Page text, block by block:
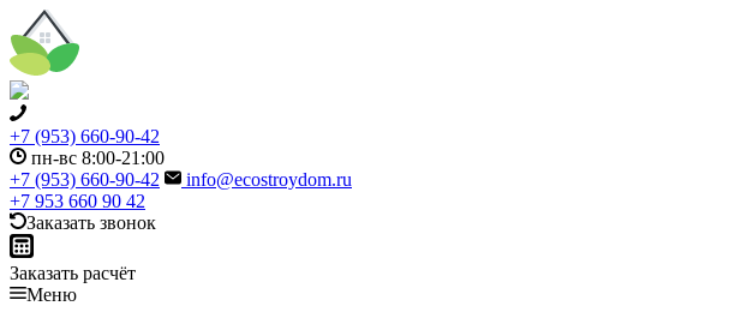
+7 (953) 660-90-42
пн-вс 8:00-21:00
+7 (953) 660-90-42
info@ecostroydom.ru
+7 953 660 90 42
Заказать звонок
Заказать расчёт
Меню